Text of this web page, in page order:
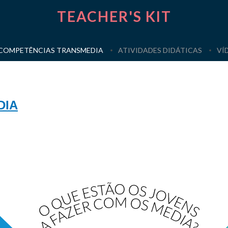
TEACHER'S KIT
TRANSMEDIA ATIVIDADES DIDÁTICAS